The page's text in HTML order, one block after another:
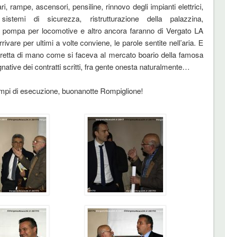
rampe, ascensori, pensiline, rinnovo degli impianti elettrici,
di sicurezza, ristrutturazione della palazzina,
pompa per locomotive e altro ancora faranno di Vergato LA
per ultimi a volte conviene, le parole sentite nell’aria. E
di mano come si faceva al mercato boario della famosa
dei contratti scritti, fra gente onesta naturalmente…
di esecuzione, buonanotte Rompiglione!